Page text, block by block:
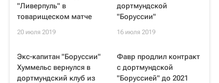
"Ливерпуль" в
товарищеском матче
20 июля 2019
дортмундской
"Боруссии"
16 июля 2019
Экс-капитан "Боруссии"
Хуммельс вернулся в
дортмундский клуб из
Фавр продлил контракт
с дортмундской
"Боруссией" до 2021